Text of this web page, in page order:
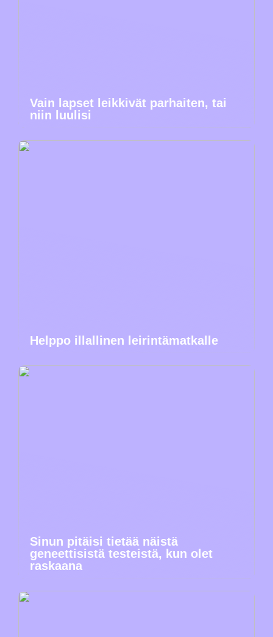
Vain lapset leikkivät parhaiten, tai
niin luulisi
Helppo illallinen leirintämatkalle
Sinun pitäisi tietää näistä
geneettisistä testeistä, kun olet
raskaana